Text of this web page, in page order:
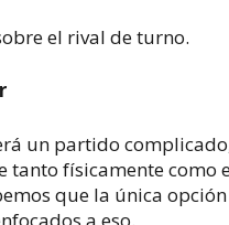
el rival de turno.
un partido
tanto físicamente como
que la única opción
a eso.